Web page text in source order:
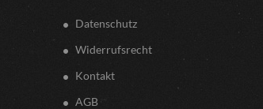
Datenschutz
Widerrufsrecht
Kontakt
AGB